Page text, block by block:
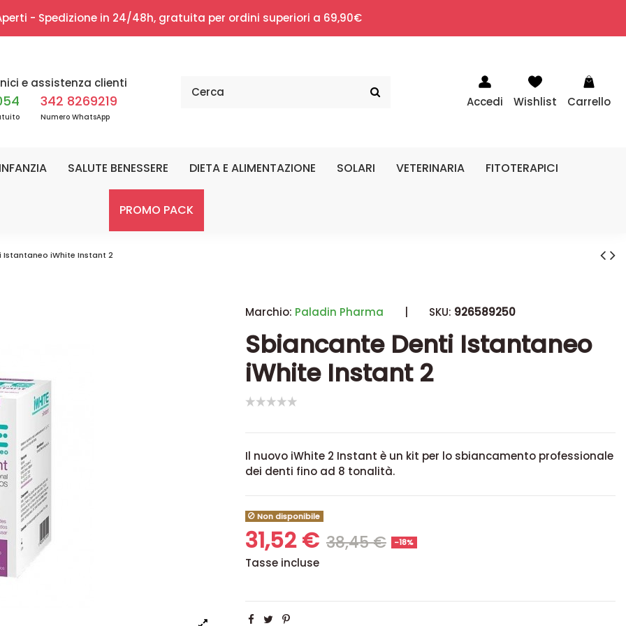
- Spedizione in 24/48h, gratuita per ordini superiori a 69,90€
e assistenza clienti
342 8269219
Numero WhatsApp
Accedi Wishlist Carrello
SALUTE BENESSERE DIETA E ALIMENTAZIONE SOLARI VETERINARIA FITOTERAPICI
PROMO PACK
Istantaneo iWhite Instant 2
Marchio: Paladin Pharma | SKU: 926589250
Sbiancante Denti Istantaneo
iWhite Instant 2
Il nuovo iWhite 2 Instant è un kit per lo sbiancamento professionale
dei denti fino ad 8 tonalità.
Non disponibile
31,52 € 38,45 € -18%
Tasse incluse